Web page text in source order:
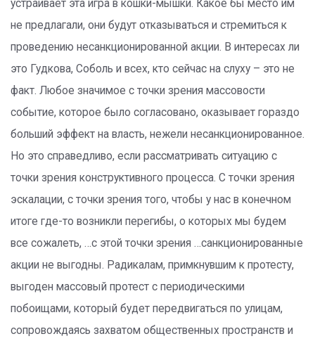
устраивает эта игра в кошки-мышки. Какое бы место им
не предлагали, они будут отказываться и стремиться к
проведению несанкционированной акции. В интересах ли
это Гудкова, Соболь и всех, кто сейчас на слуху – это не
факт. Любое значимое с точки зрения массовости
событие, которое было согласовано, оказывает гораздо
больший эффект на власть, нежели несанкционированное.
Но это справедливо, если рассматривать ситуацию с
точки зрения конструктивного процесса. С точки зрения
эскалации, с точки зрения того, чтобы у нас в конечном
итоге где-то возникли перегибы, о которых мы будем
все сожалеть, …с этой точки зрения …санкционированные
акции не выгодны. Радикалам, примкнувшим к протесту,
выгоден массовый протест с периодическими
побоищами, который будет передвигаться по улицам,
сопровождаясь захватом общественных пространств и